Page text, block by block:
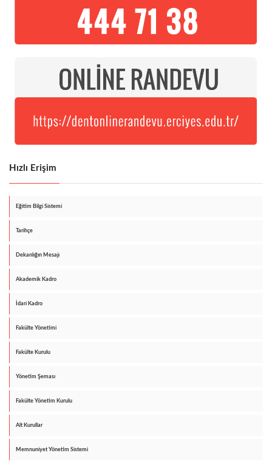
Hızlı Erişim
Eğitim Bilgi Sistemi
Tarihçe
Dekanlığın Mesajı
Akademik Kadro
İdari Kadro
Fakülte Yönetimi
Fakülte Kurulu
Yönetim Şeması
Fakülte Yönetim Kurulu
Alt Kurullar
Memnuniyet Yönetim Sistemi